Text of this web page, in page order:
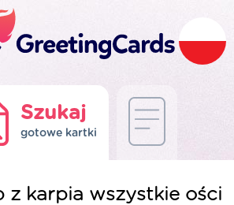
Szukaj
gotowe kartki
z karpia wszystkie ości